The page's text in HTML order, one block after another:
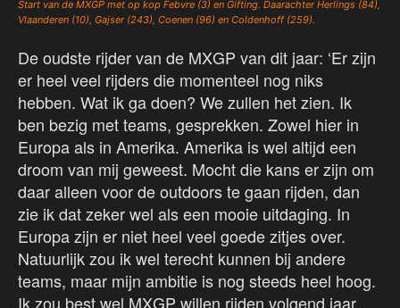
Start van de MXGP met op kop Febvre (3) en Gifting. Daarachter Herlings (84),
Vlaanderen (10), Gajser (243), Coenen (96) en Coldenhoff (259).
De oudste rijder van de MXGP van dit jaar: ‘Er zijn
er heel veel rijders die momenteel nog niks
hebben. Wat ik ga doen? We zullen het zien. Ik
ben bezig met teams, gesprekken. Zowel hier in
Europa als in Amerika. Amerika is wel altijd een
droom van mij geweest. Mocht die kans er zijn om
daar alleen voor de outdoors te gaan rijden, dan
zie ik dat zeker wel als een mooie uitdaging. In
Europa zijn er niet heel veel goede zitjes over.
Natuurlijk zou ik wel terecht kunnen bij andere
teams, maar mijn ambitie is nog steeds heel hoog.
Ik zou best wel MXGP willen rijden volgend jaar,